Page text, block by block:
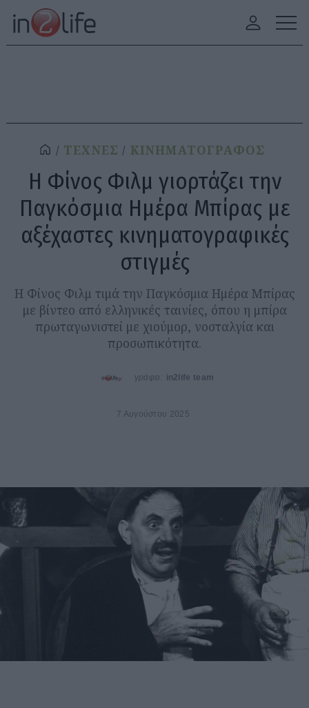
ΤΕΧΝΕΣ ΚΙΝΗΜΑΤΟΓΡΑΦΟΣ
Η Φίνος Φιλμ γιορτάζει την
Παγκόσμια Ημέρα Μπίρας με
αξέχαστες κινηματογραφικές
στιγμές
Η Φίνος Φιλμ τιμά την Παγκόσμια Ημέρα Μπίρας
με βίντεο από ελληνικές ταινίες, όπου η μπίρα
πρωταγωνιστεί με χιούμορ, νοσταλγία και
προσωπικότητα.
γράφει: in2life team
7 Αυγούστου 2025